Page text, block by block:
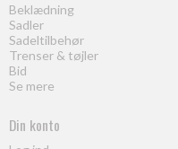
Beklædning
Sadler
Sadeltilbehør
Trenser & tøjler
Bid
Se mere
Din konto